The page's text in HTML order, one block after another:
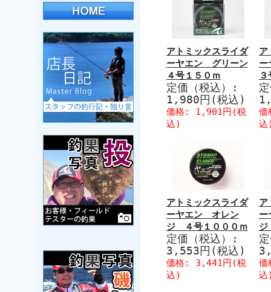
アトミックスライダ
ーヤエン グリーン
４号１５０ｍ
定価（税込）:
1,980円(税込)
価格: 1,901円(税
込)
ア
アトミックスライダ
ーヤエン オレン
ジ ４号１０００ｍ
定価（税込）:
3,553円(税込)
価格: 3,441円(税
込)
ア